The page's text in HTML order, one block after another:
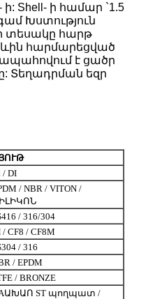
Shell- ի համար `1.5
Խստություն
տեսակը հարթ
հարմարեցված
է ցածր
Տեղադրման եզր
/ DI
/ NBR / VITON /
/ 316/304
/ CF8 / CF8M
/ 316
/ EPDM
/ BRONZE
ST պողպատ /